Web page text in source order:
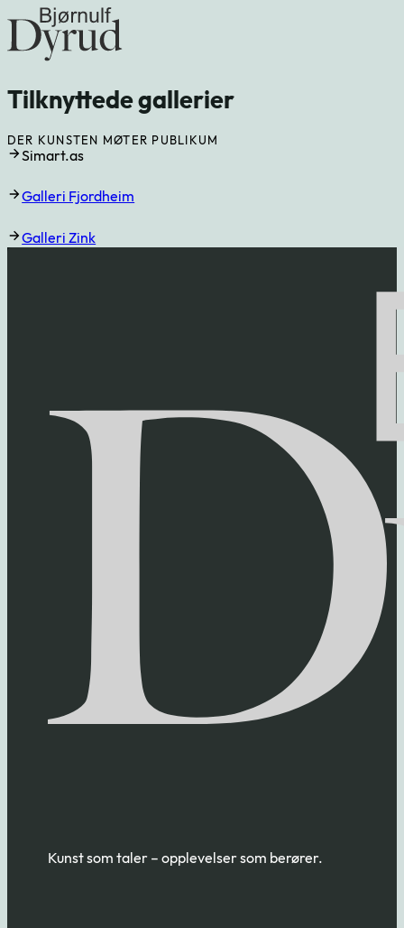
Tilknyttede gallerier
DER KUNSTEN MØTER PUBLIKUM
Simart.as
Galleri Fjordheim
Galleri Zink
Kunst som taler – opplevelser som berører.